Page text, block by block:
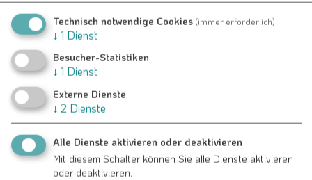
Veranstalter
Gesangverein Liederkranz 1871 Nennslingen
Frau Pina Rittirsch
Weißenburger Straße 13
91790 Nennslingen
09147 235
Technisch notwendige Cookies (immer erforderlich)
↓ 1 Dienst
Besucher-Statistiken
↓ 1 Dienst
Externe Dienste
↓ 2 Dienste
Alle Dienste aktivieren oder deaktivieren
Mit diesem Schalter können Sie alle Dienste aktivieren
oder deaktivieren.